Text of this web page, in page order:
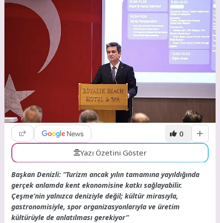
0
Yazı Özetini Göster
Başkan Denizli: “Turizm ancak yılın tamamına yayıldığında
gerçek anlamda kent ekonomisine katkı sağlayabilir.
Çeşme’nin yalnızca deniziyle değil; kültür mirasıyla,
gastronomisiyle, spor organizasyonlarıyla ve üretim
kültürüyle de anlatılması gerekiyor”